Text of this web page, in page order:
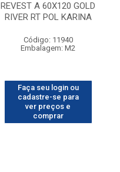
REVEST A 60X120 GOLD
RIVER RT POL KARINA
Código: 11940
Embalagem: M2
Faça seu login ou
cadastre-se para
ver preços e
comprar